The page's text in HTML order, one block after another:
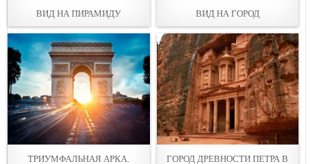
ВИД НА ПИРАМИДУ ВИД НА ГОРОД
ТРИУМФАЛЬНАЯ АРКА.
ГОРОД ДРЕВНОСТИ ПЕТРА В